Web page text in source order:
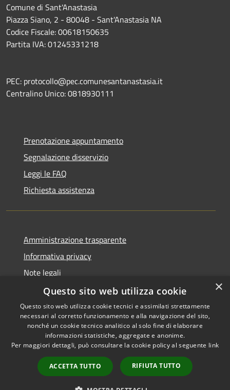
Comune di Sant'Anastasia
Piazza Siano, 2 - 80048 - Sant'Anastasia NA
Codice Fiscale: 00618150635
Partita IVA: 01245331218
PEC: protocollo@pec.comunesantanastasia.it
Centralino Unico: 0818930111
Prenotazione appuntamento
Segnalazione disservizio
Leggi le FAQ
Richiesta assistenza
Amministrazione trasparente
Informativa privacy
Note legali
Dichiarazione di accessibilità
RSS
Accessibilità
Copyright © 2026 • Comune di
Sant'Anastasia • Powered by
Municipium•
Accesso
redazione
×
Questo sito web utilizza cookie
Questo sito web utilizza cookie tecnici e assimilati strettamente
necessari al corretto funzionamento e alla navigazione del sito,
nonché un cookie tecnico analitico al solo fine di elaborare
informazioni statistiche, aggregate e anonime.
Per maggiori dettagli, può consultare la cookie policy al seguente link
ACCETTA TUTTO RIFIUTA TUTTO